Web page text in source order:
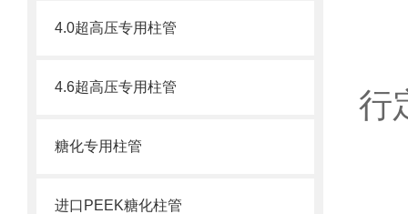
4.0超高压专用柱管
4.6超高压专用柱管
糖化专用柱管
进口PEEK糖化柱管
行